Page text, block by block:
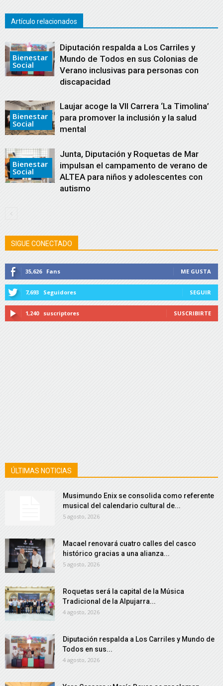
Artículo relacionados
Bienestar
Social
Diputación respalda a Los Carriles y
Mundo de Todos en sus Colonias de
Verano inclusivas para personas con
discapacidad
Bienestar
Social
Laujar acoge la VII Carrera ‘La Timolina’
para promover la inclusión y la salud
mental
Bienestar
Social
Junta, Diputación y Roquetas de Mar
impulsan el campamento de verano de
ALTEA para niños y adolescentes con
autismo
SIGUE CONECTADO
35,626 Fans ME GUSTA
7,693 Seguidores SEGUIR
1,240 suscriptores SUSCRIBIRTE
ÚLTIMAS NOTICIAS
Musimundo Enix se consolida como referente
musical del calendario cultural de...
5 agosto, 2026
Macael renovará cuatro calles del casco
histórico gracias a una alianza...
5 agosto, 2026
Roquetas será la capital de la Música
Tradicional de la Alpujarra...
4 agosto, 2026
Diputación respalda a Los Carriles y Mundo de
Todos en sus...
4 agosto, 2026